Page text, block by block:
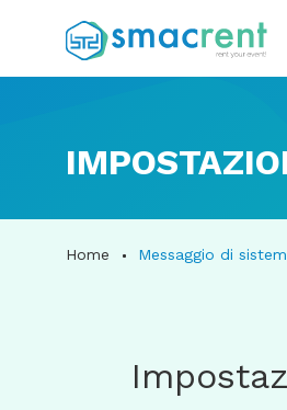
Home Messaggio di